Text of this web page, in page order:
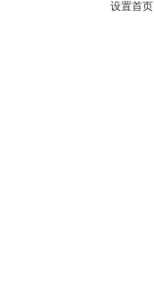
设置首页